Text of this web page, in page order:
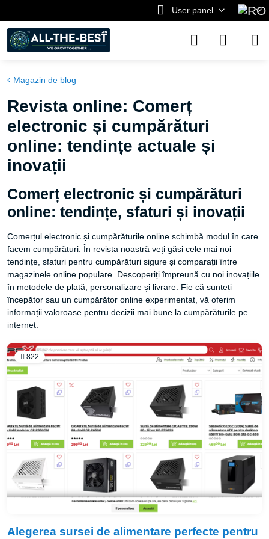
User panel
Magazin de blog
Revista online: Comerț
electronic și cumpărături
online: tendințe actuale și
inovații
Comerț electronic și cumpărături
online: tendințe, sfaturi și inovații
Comerțul electronic și cumpărăturile online schimbă modul în care
facem cumpărături. În revista noastră veți găsi cele mai noi
tendințe, sfaturi pentru cumpărături sigure și comparații între
magazinele online populare. Descoperiți împreună cu noi inovațiile
în metodele de plată, personalizare și livrare. Fie că sunteți
începător sau un cumpărător online experimentat, vă oferim
informații valoroase pentru decizii mai bune la cumpărăturile pe
internet.
822
Alegerea sursei de alimentare perfecte pentru